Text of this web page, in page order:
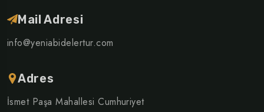
Mail Adresi
info@yeniabidelertur.com
Adres
İsmet Paşa Mahallesi Cumhuriyet